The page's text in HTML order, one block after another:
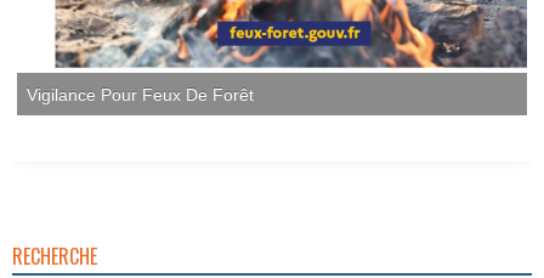
Vigilance Pour Feux De Forêt
RECHERCHE